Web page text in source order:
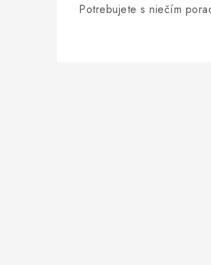
Potrebujete s niečím